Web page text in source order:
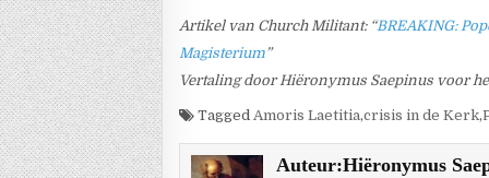
Artikel van Church Militant: “BREAKING:
Magisterium”
Vertaling door Hiëronymus Saepinus voor
TaggedAmoris Laetitia,crisis in de Kerk,
Auteur:Hiëronymus